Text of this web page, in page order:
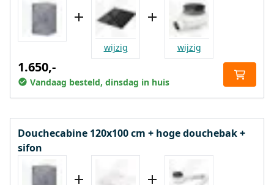
wijzig wijzig
1.650,-
Vandaag besteld, dinsdag in huis
Douchecabine 120x100 cm + hoge douchebak +
sifon